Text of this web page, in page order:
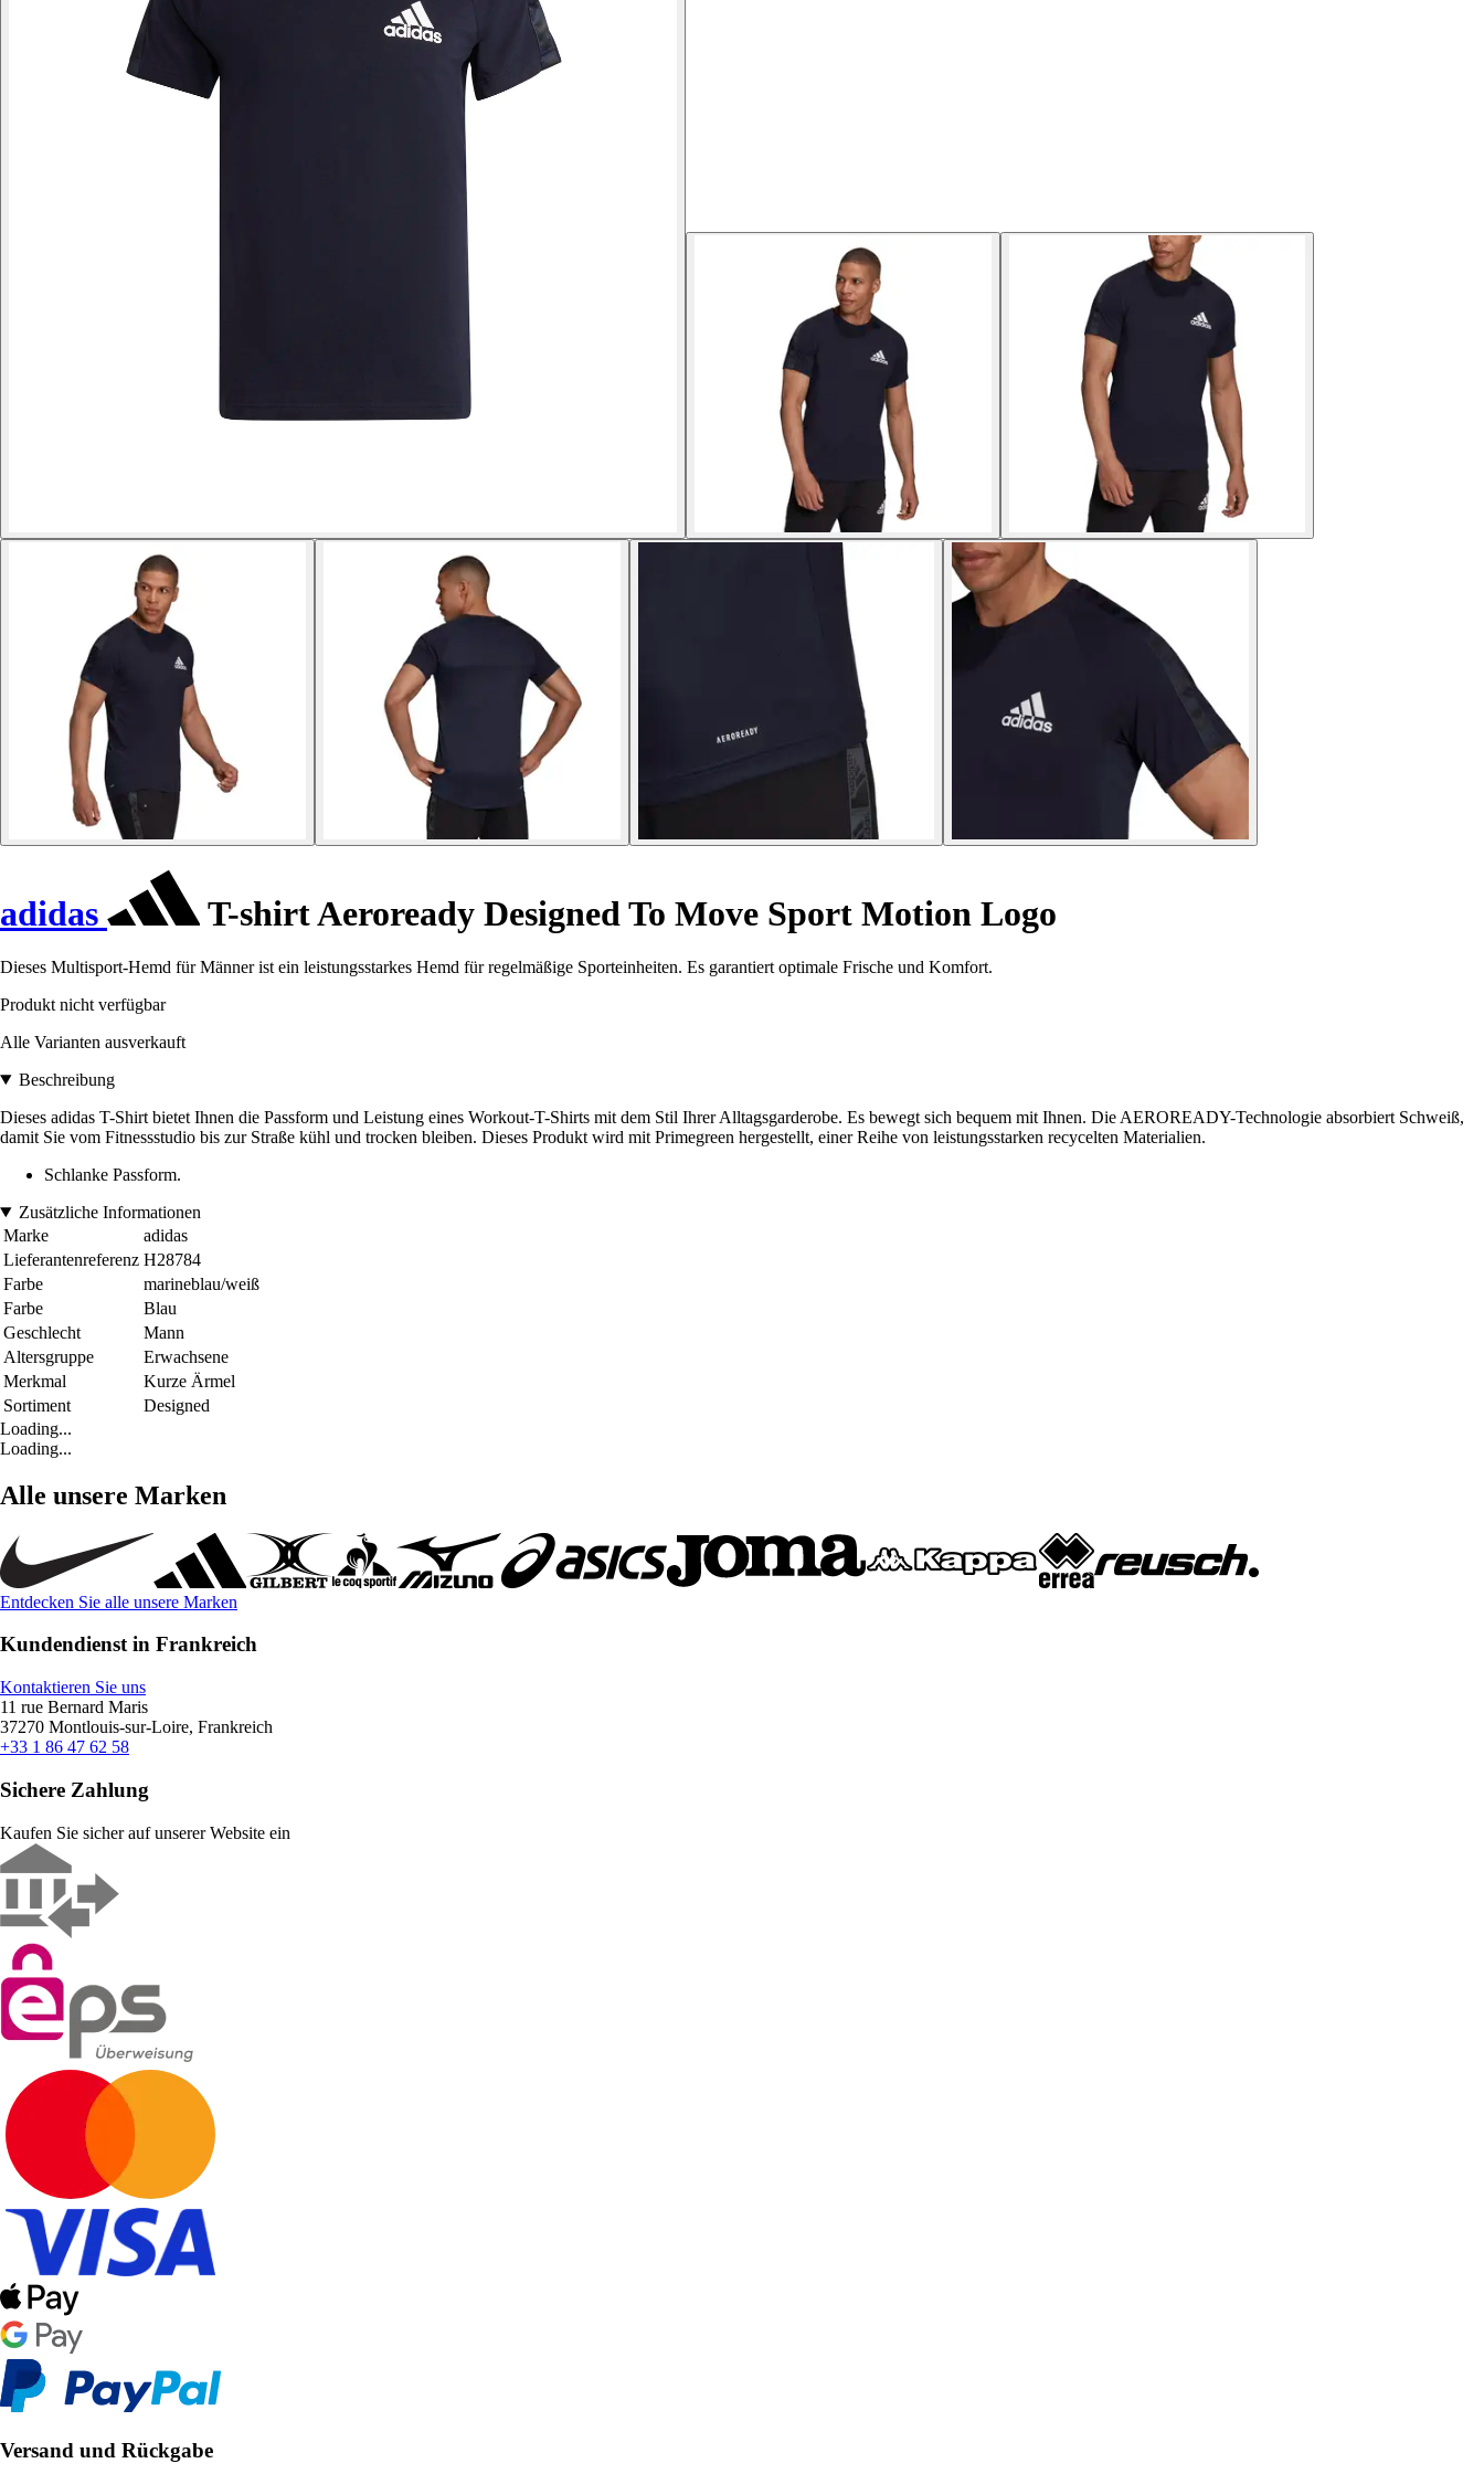
adidas T-shirt Aeroready Designed To Move Sport Motion Logo
Dieses Multisport-Hemd für Männer ist ein leistungsstarkes Hemd für regelmäßige Sporteinheiten. Es garantiert optimale Frische und Komfort.
Produkt nicht verfügbar
Alle Varianten ausverkauft
Beschreibung
Dieses adidas T-Shirt bietet Ihnen die Passform und Leistung eines Workout-T-Shirts mit dem Stil Ihrer Alltagsgarderobe. Es bewegt sich bequem mit Ihnen. Die AEROREADY-Technologie absorbiert Schweiß,
damit Sie vom Fitnessstudio bis zur Straße kühl und trocken bleiben. Dieses Produkt wird mit Primegreen hergestellt, einer Reihe von leistungsstarken recycelten Materialien.
Schlanke Passform.
Zusätzliche Informationen
Marke
adidas
Lieferantenreferenz H28784
Farbe
marineblau/weiß
Farbe
Blau
Geschlecht
Mann
Altersgruppe
Erwachsene
Merkmal
Kurze Ärmel
Sortiment
Designed
Loading...
Loading...
Alle unsere Marken
Entdecken Sie alle unsere Marken
Kundendienst in Frankreich
Kontaktieren Sie uns
11 rue Bernard Maris
37270 Montlouis-sur-Loire, Frankreich
+33 1 86 47 62 58
Sichere Zahlung
Kaufen Sie sicher auf unserer Website ein
Versand und Rückgabe